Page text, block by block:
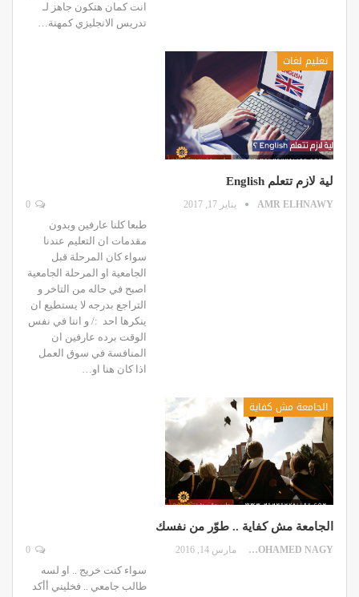
انت كمان هتكون جاهز لـ
تدريس الانجليزي كمهنة…
تعليم لغات
لية لازم تتعلم English
AMR ELHNAWY يناير 17, 2017
طبعا كلنا عارفين وبدون
مقدمات ان التعليم عندنا
سواء كان المرحلة قبل
الجامعية او المرحلة الجامعية
اصبح في حاله من التاخر و
التراجع بدرجه لا يستطيع ان
ينكرها احد :/ و اننا في نفس
الوقت برده عارفين ان
المنافسة في سوق العمل
اذا كان هنا او…
الجامعة مش كفاية
الجامعة مش كفاية .. طوّر من نفسك
MOHAMED NAGY مارس 14, 2016
سواء كنت خريج .. او لسه
طالب جامعي .. فخليني أأكد